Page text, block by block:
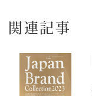
関連記事